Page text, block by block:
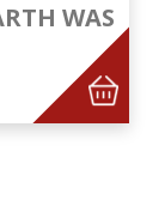
WAS